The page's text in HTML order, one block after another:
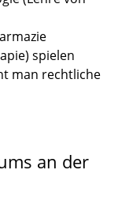
spielen
man rechtliche
an der